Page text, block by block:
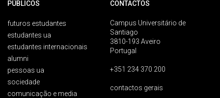
PÚBLICOS
futuros estudantes
estudantes ua
estudantes internacionais
alumni
pessoas ua
sociedade
comunicação e media
CONTACTOS
Campus Universitário de
Santiago
3810-193 Aveiro
Portugal
+351 234 370 200
contactos gerais